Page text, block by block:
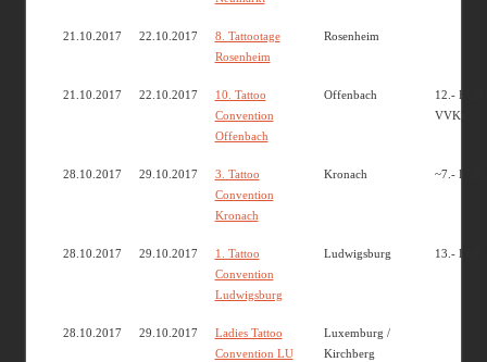
21.10.2017 22.10.2017
8. Tattootage
Rosenheim
Rosenheim
21.10.2017 22.10.2017
10. Tattoo
Convention
Offenbach
Offenbach
12.- EUR
VVK)
28.10.2017 29.10.2017
3. Tattoo
Convention
Kronach
Kronach ~7.- EUR
28.10.2017 29.10.2017
1. Tattoo
Convention
Ludwigsburg
Ludwigsburg 13.- EUR
28.10.2017 29.10.2017
Ladies Tattoo
Convention LU
Luxemburg /
Kirchberg